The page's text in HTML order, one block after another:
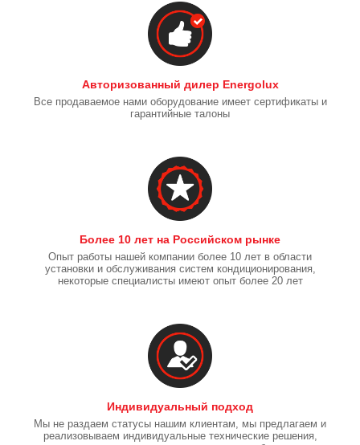
Авторизованный дилер Energolux
Все продаваемое нами оборудование имеет сертификаты и
гарантийные талоны
Более 10 лет на Российском рынке
Опыт работы нашей компании более 10 лет в области
установки и обслуживания систем кондиционирования,
некоторые специалисты имеют опыт более 20 лет
Индивидуальный подход
Мы не раздаем статусы нашим клиентам, мы предлагаем и
реализовываем индивидуальные технические решения,